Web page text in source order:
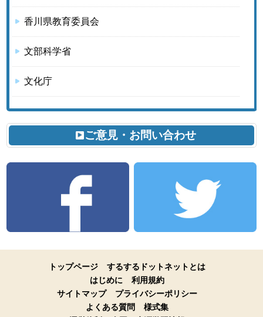
香川県教育委員会
文部科学省
文化庁
ご意見・お問い合わせ
トップページ
するするドットネットとは
はじめに
利用規約
サイトマップ
プライバシーポリシー
よくある質問
様式集